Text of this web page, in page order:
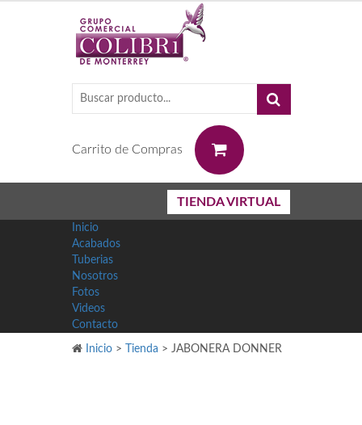
Carrito de Compras
TIENDA VIRTUAL
Inicio
Acabados
Tuberias
Nosotros
Fotos
Videos
Contacto
Inicio > Tienda > JABONERA DONNER